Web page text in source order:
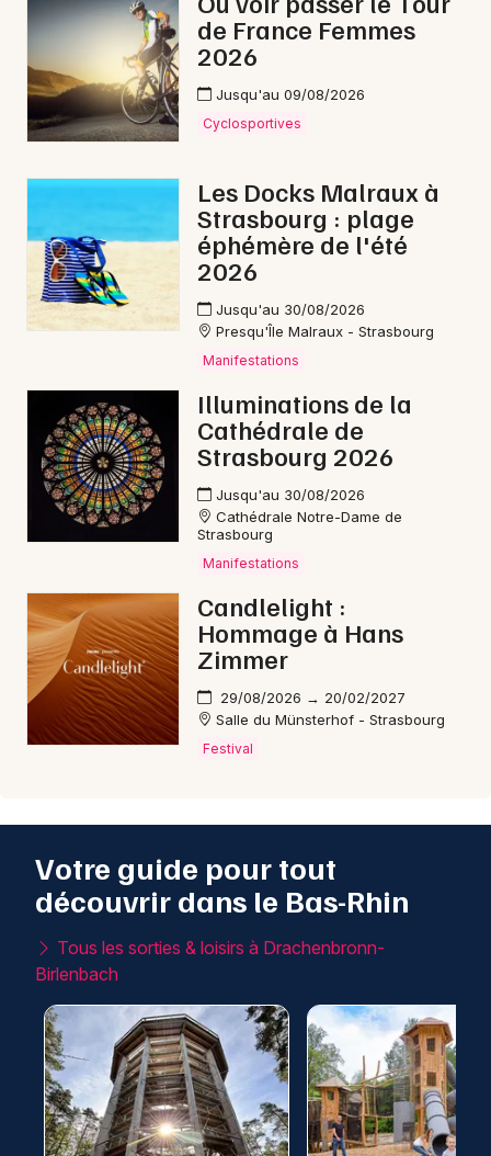
de France Femmes
2026
Jusqu'au 09/08/2026
Cyclosportives
Les Docks Malraux à
Strasbourg : plage
éphémère de l'été
2026
Jusqu'au 30/08/2026
Presqu'Île Malraux - Strasbourg
Manifestations
Illuminations de la
Cathédrale de
Strasbourg 2026
Jusqu'au 30/08/2026
Cathédrale Notre-Dame de
Strasbourg
Manifestations
Candlelight :
Hommage à Hans
Zimmer
29/08/2026 → 20/02/2027
Salle du Münsterhof - Strasbourg
Festival
Votre guide pour tout
découvrir dans le Bas-Rhin
Tous les sorties & loisirs à Drachenbronn-
Birlenbach